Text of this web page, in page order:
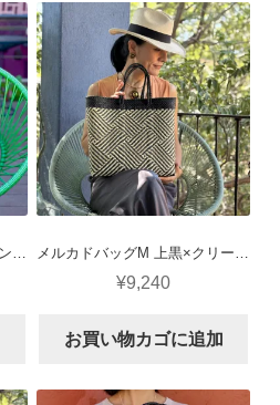
順
メルカドバッグM 水色×オレンジ×ピンク×黒 (カングレホ) メルカドバッグM 上黒×クリーム（ノット）
¥9,240
お買い物カゴに追加